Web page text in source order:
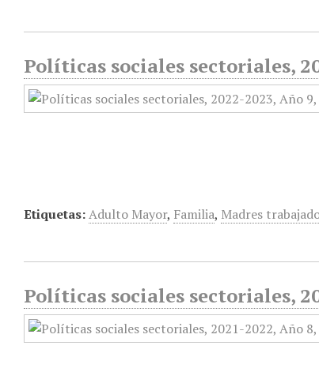
Políticas sociales sectoriales,
Etiquetas:Adulto Mayor, Familia, Madres
Políticas sociales sectoriales,